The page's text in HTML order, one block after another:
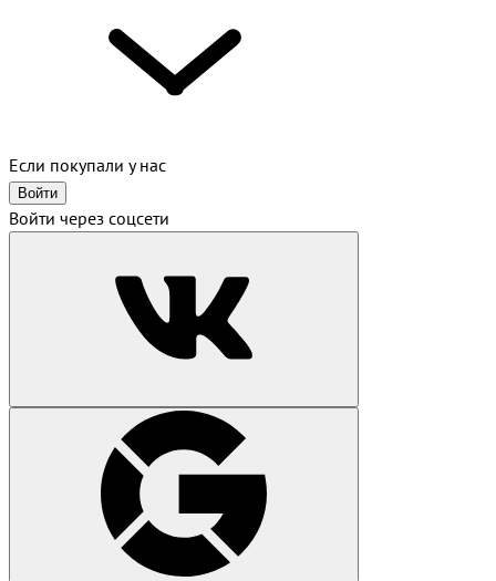
Если покупали у нас
Войти
Войти через соцсети